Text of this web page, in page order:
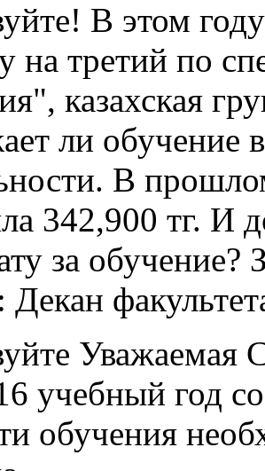
В этом
на третий по
казахская
ли обучение
В
342,900 тг. И
за обучение?
Декан
Уважаемая
учебный год
обучения